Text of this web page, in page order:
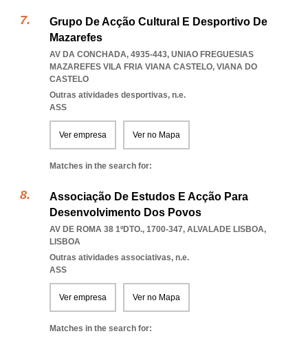
Grupo De Acção Cultural E Desportivo De
Mazarefes
AV DA CONCHADA, 4935-443, UNIAO FREGUESIAS
MAZAREFES VILA FRIA VIANA CASTELO, VIANA DO
CASTELO
Outras atividades desportivas, n.e.
ASS
Ver empresa Ver no Mapa
Matches in the search for:
Associação De Estudos E Acção Para
Desenvolvimento Dos Povos
AV DE ROMA 38 1ºDTO., 1700-347, ALVALADE LISBOA,
LISBOA
Outras atividades associativas, n.e.
ASS
Ver empresa Ver no Mapa
Matches in the search for: